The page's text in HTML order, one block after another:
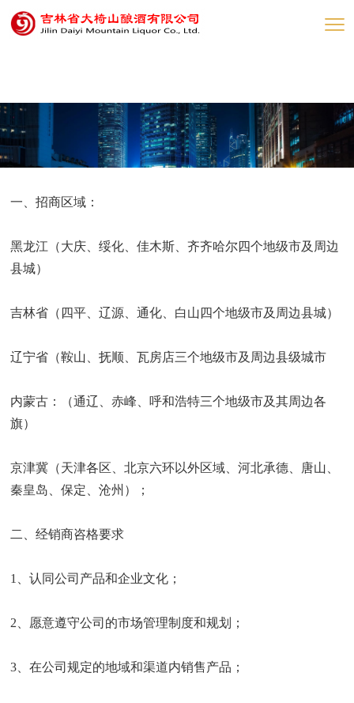
网赌网站
一、招商区域：
黑龙江（大庆、绥化、佳木斯、齐齐哈尔四个地级市及周边
县城）
吉林省（四平、辽源、通化、白山四个地级市及周边县城）
辽宁省（鞍山、抚顺、瓦房店三个地级市及周边县级城市
内蒙古：（通辽、赤峰、呼和浩特三个地级市及其周边各
旗）
京津冀（天津各区、北京六环以外区域、河北承德、唐山、
秦皇岛、保定、沧州）；
二、经销商咨格要求
1、认同公司产品和企业文化；
2、愿意遵守公司的市场管理制度和规划；
3、在公司规定的地域和渠道内销售产品；